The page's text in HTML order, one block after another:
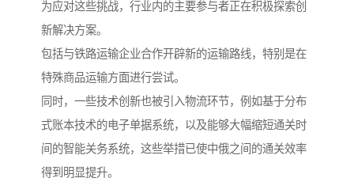
为应对这些挑战，行业内的主要参与者正在积极探索创
新解决方案。
包括与铁路运输企业合作开辟新的运输路线，特别是在
特殊商品运输方面进行尝试。
同时，一些技术创新也被引入物流环节，例如基于分布
式账本技术的电子单据系统，以及能够大幅缩短通关时
间的智能关务系统，这些举措已使中俄之间的通关效率
得到明显提升。